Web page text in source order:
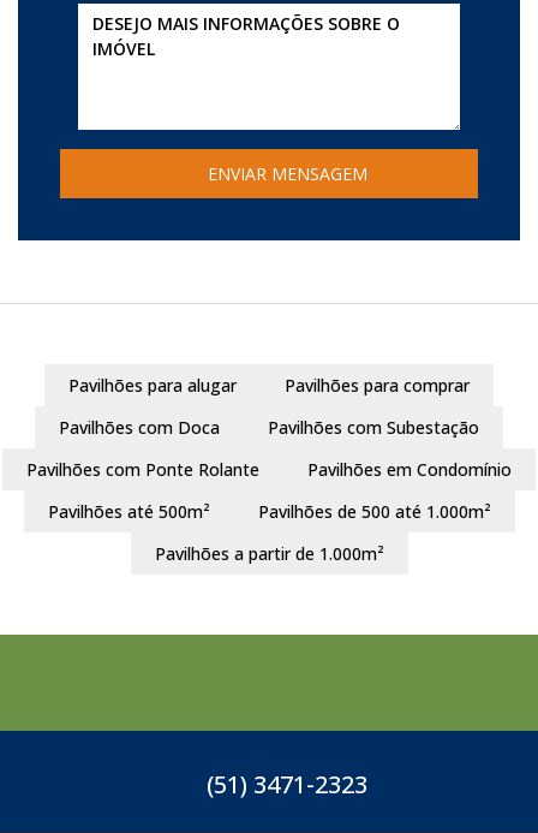
Pavilhões para alugar
Pavilhões para comprar
Pavilhões com Doca
Pavilhões com Subestação
Pavilhões com Ponte Rolante
Pavilhões em Condomínio
Pavilhões até 500m²
Pavilhões de 500 até 1.000m²
Pavilhões a partir de 1.000m²
(51) 3471-2323